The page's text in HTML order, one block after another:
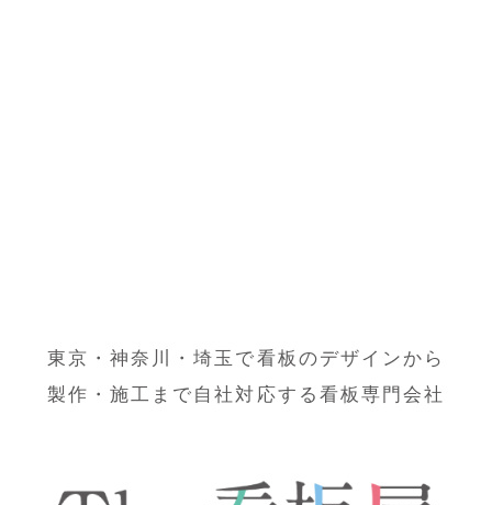
東京・神奈川・埼玉で看板のデザインから
製作・施工まで自社対応する看板専門会社